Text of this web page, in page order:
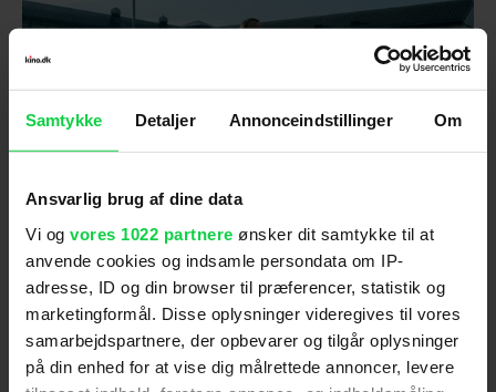
Samtykke Detaljer Annonceindstillinger Om
Ansvarlig brug af dine data
Vi og vores 1022 partnere ønsker dit samtykke til at
anvende cookies og indsamle persondata om IP-
adresse, ID og din browser til præferencer, statistik og
marketingformål. Disse oplysninger videregives til vores
samarbejdspartnere, der opbevarer og tilgår oplysninger
på din enhed for at vise dig målrettede annoncer, levere
Foto: Christos Kalohoridis/Netflix
I Will Find You
David Burroughs ( Sam Worthington) er en
uskyldigt dømt far, der afsoner en livstidsdom for
drabet på sin egen søn.